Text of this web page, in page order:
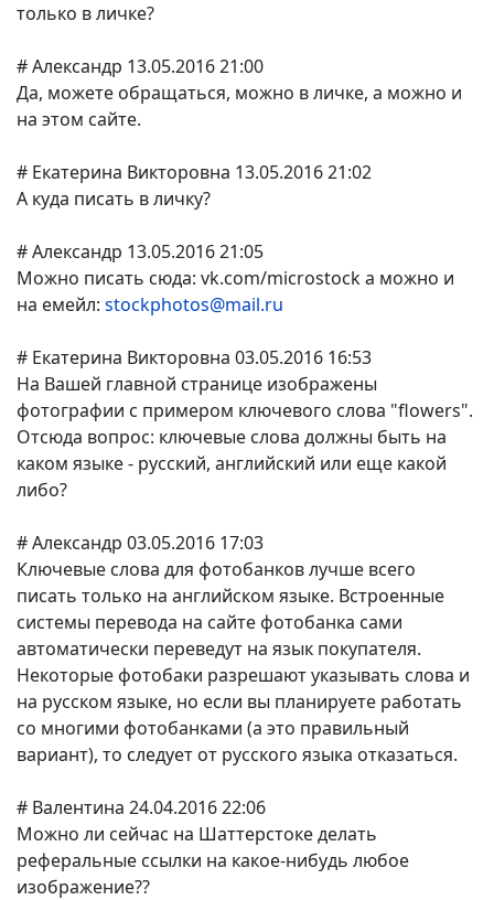
только в личке?
# Александр 13.05.2016 21:00
Да, можете обращаться, можно в личке, а можно и
на этом сайте.
# Екатерина Викторовна 13.05.2016 21:02
А куда писать в личку?
# Александр 13.05.2016 21:05
Можно писать сюда: vk.com/microstock а можно и
на емейл: stockphotos@mail.ru
# Екатерина Викторовна 03.05.2016 16:53
На Вашей главной странице изображены
фотографии с примером ключевого слова "flowers".
Отсюда вопрос: ключевые слова должны быть на
каком языке - русский, английский или еще какой
либо?
# Александр 03.05.2016 17:03
Ключевые слова для фотобанков лучше всего
писать только на английском языке. Встроенные
системы перевода на сайте фотобанка сами
автоматически переведут на язык покупателя.
Некоторые фотобаки разрешают указывать слова и
на русском языке, но если вы планируете работать
со многими фотобанками (а это правильный
вариант), то следует от русского языка отказаться.
# Валентина 24.04.2016 22:06
Можно ли сейчас на Шаттерстоке делать
реферальные ссылки на какое-нибудь любое
изображение??